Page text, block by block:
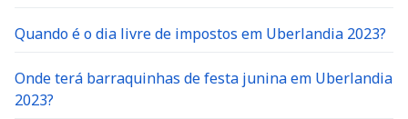
Quando é o dia livre de impostos em Uberlandia 2023?
Onde terá barraquinhas de festa junina em Uberlandia
2023?